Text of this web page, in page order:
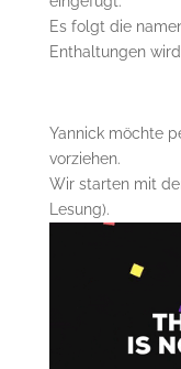
Es folgt die
Enthaltungen
Yannick möchte
vorziehen.
Wir starten mit
Lesung).